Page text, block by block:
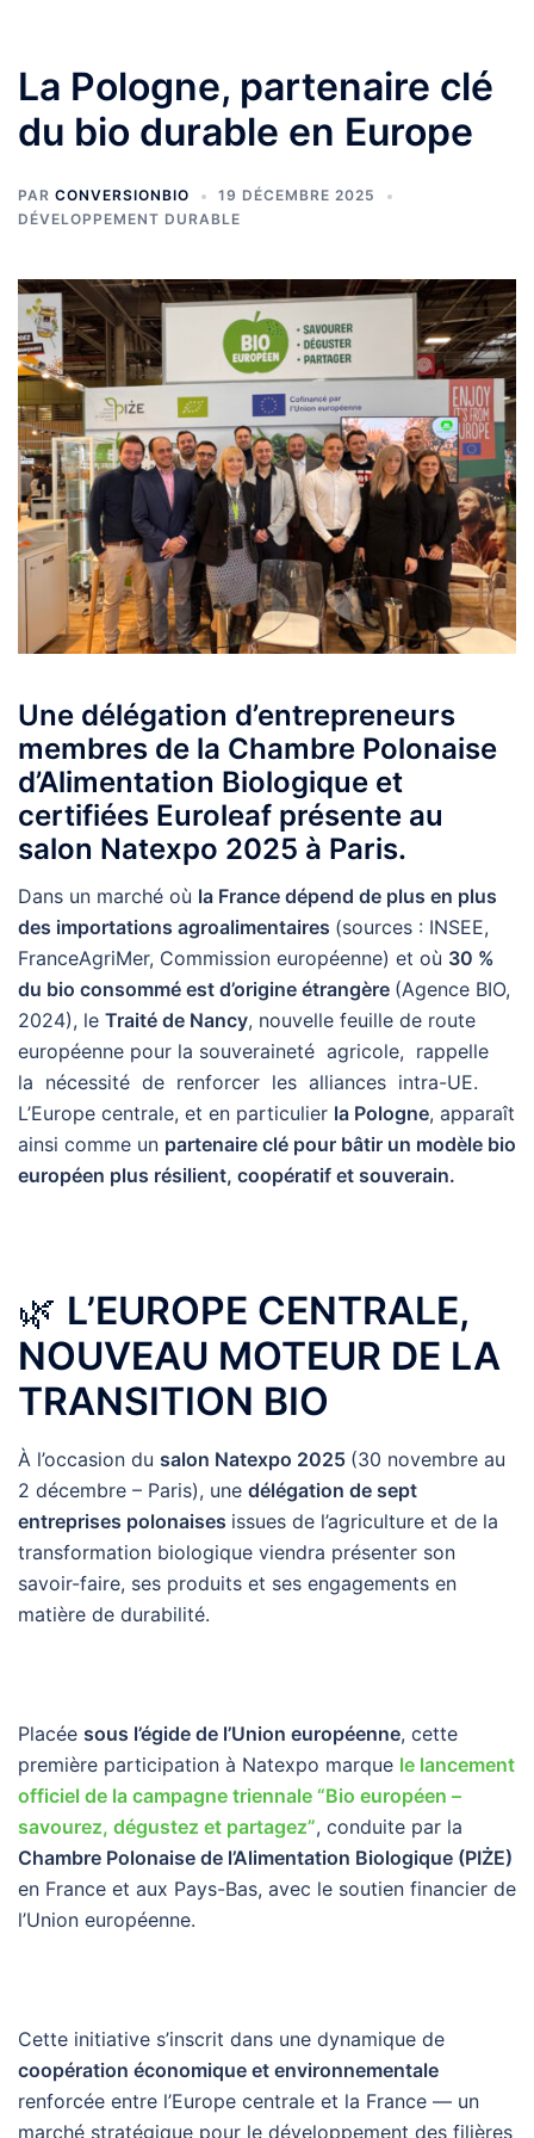
La Pologne, partenaire clé
du bio durable en Europe
PAR CONVERSIONBIO
19 DÉCEMBRE 2025
DÉVELOPPEMENT DURABLE
Une délégation d’entrepreneurs
membres de la Chambre Polonaise
d’Alimentation Biologique et
certifiées Euroleaf présente au
salon Natexpo 2025 à Paris.
Dans un marché où la France dépend de plus en plus
des importations agroalimentaires (sources : INSEE,
FranceAgriMer, Commission européenne) et où 30 %
du bio consommé est d’origine étrangère (Agence BIO,
2024), le Traité de Nancy, nouvelle feuille de route
européenne pour la souveraineté agricole, rappelle
la nécessité de renforcer les alliances intra-UE.
L’Europe centrale, et en particulier la Pologne, apparaît
ainsi comme un partenaire clé pour bâtir un modèle bio
européen plus résilient, coopératif et souverain.
🌿 L’EUROPE CENTRALE,
NOUVEAU MOTEUR DE LA
TRANSITION BIO
À l’occasion du salon Natexpo 2025 (30 novembre au
2 décembre – Paris), une délégation de sept
entreprises polonaises issues de l’agriculture et de la
transformation biologique viendra présenter son
savoir-faire, ses produits et ses engagements en
matière de durabilité.
Placée sous l’égide de l’Union européenne, cette
première participation à Natexpo marque le lancement
officiel de la campagne triennale “Bio européen –
savourez, dégustez et partagez”, conduite par la
Chambre Polonaise de l’Alimentation Biologique (PIŻE)
en France et aux Pays-Bas, avec le soutien financier de
l’Union européenne.
Cette initiative s’inscrit dans une dynamique de
coopération économique et environnementale
renforcée entre l’Europe centrale et la France — un
marché stratégique pour le développement des filières